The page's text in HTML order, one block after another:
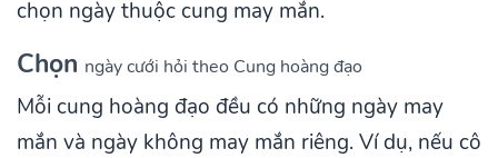
chọn ngày thuộc cung may mắn.
Chọn ngày cưới hỏi theo Cung hoàng đạo
Mỗi cung hoàng đạo đều có những ngày may
mắn và ngày không may mắn riêng. Ví dụ, nếu cô